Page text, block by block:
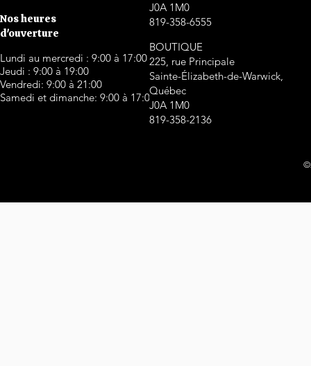
Nos heures
d'ouverture
Lundi au mercredi : 9:00 à 17:00
Jeudi : 9:00 à 19:00
Vendredi: 9:00 à 21:00
Samedi et dimanche: 9:00 à 17:00
J0A 1M0
819-358-6555
BOUTIQUE
225, rue Principale
Sainte-Élizabeth-de-Warwick,
Québec
J0A 1M0
819-358-2136